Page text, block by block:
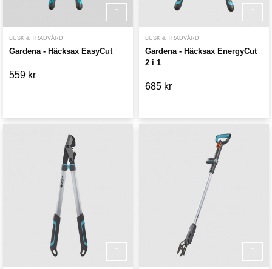
BUSK & TRÄDVÅRD
Gardena - Häcksax EasyCut
559 kr
BUSK & TRÄDVÅRD
Gardena - Häcksax EnergyCut
2 i 1
685 kr